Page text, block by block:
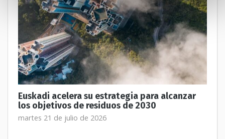
Euskadi acelera su estrategia para alcanzar
los objetivos de residuos de 2030
martes 21 de julio de 2026